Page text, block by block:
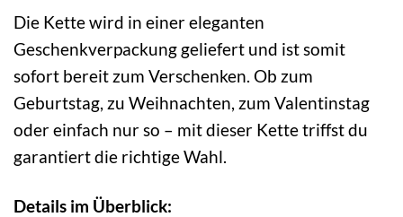
Die Kette wird in einer eleganten
Geschenkverpackung geliefert und ist somit
sofort bereit zum Verschenken. Ob zum
Geburtstag, zu Weihnachten, zum Valentinstag
oder einfach nur so – mit dieser Kette triffst du
garantiert die richtige Wahl.
Details im Überblick: